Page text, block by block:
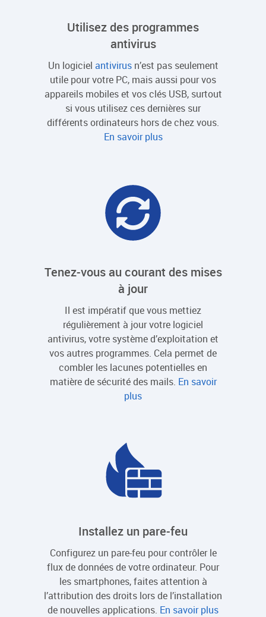
Utilisez des programmes
antivirus
Un logiciel antivirusn’est pas seulement
utile pour votre PC, mais aussi pour vos
appareils mobiles et vos clés USB, surtout
si vous utilisez ces dernières sur
différents ordinateurs hors de chez vous.
En savoir plus
Tenez-vous au courant des mises
à jour
Il est impératif que vous mettiez
régulièrement à jour votre logiciel
antivirus, votre système d’exploitation et
vos autres programmes. Cela permet de
combler les lacunes potentielles en
matière de sécurité des mails. En savoir
plus
Installez un pare-feu
Configurez un pare-feu pour contrôler le
flux de données de votre ordinateur. Pour
les smartphones, faites attention à
l’attribution des droits lors de l’installation
de nouvelles applications. En savoir plus